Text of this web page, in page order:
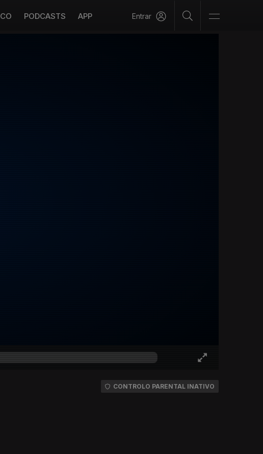
PODCASTS APP Entrar
CONTROLO PARENTAL INATIVO